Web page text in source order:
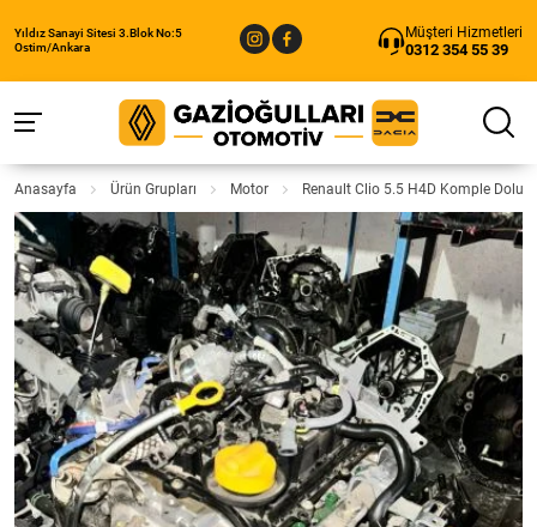
Yıldız Sanayi Sitesi 3.Blok No:5
Ostim/Ankara
Müşteri Hizmetleri
0312 354 55 39
Anasayfa Ürün Grupları Motor Renault Clio 5.5 H4D Komple Dolu